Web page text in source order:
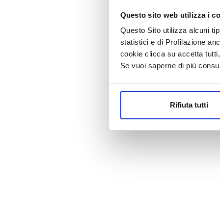
Questo sito web utilizza i
Questo Sito utilizza alcuni
statistici e di Profilazione
cookie clicca su accetta
Se vuoi saperne di più
Rifiuta tutti